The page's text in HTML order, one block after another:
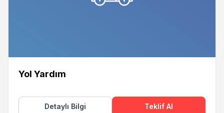
Yol Yardım
Detaylı Bilgi Teklif Al